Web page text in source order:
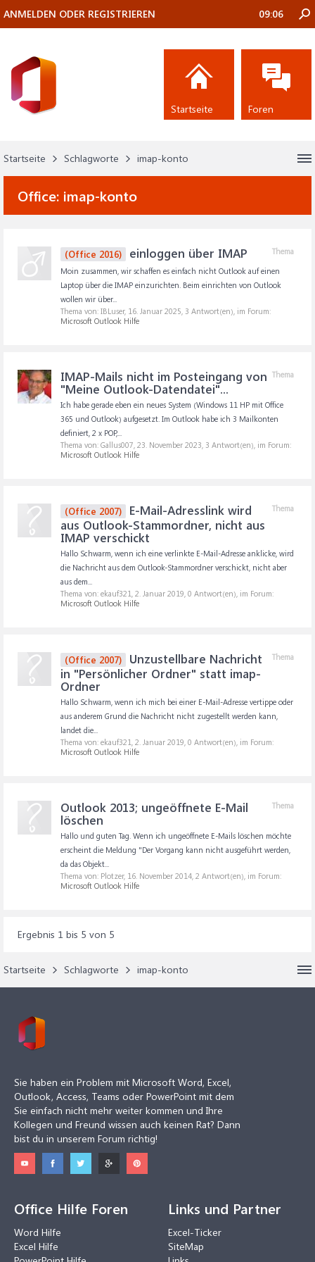
Startseite Schlagworte imap-konto
Office: imap-konto
Thema
(Office 2016) einloggen über IMAP
Moin zusammen, wir schaffen es einfach nicht Outlook auf einen
Laptop über die IMAP einzurichten. Beim einrichten von Outlook
wollen wir über...
Thema von: IBLuser, 16. Januar 2025, 3 Antwort(en), im Forum:
Microsoft Outlook Hilfe
Thema
IMAP-Mails nicht im Posteingang von
"Meine Outlook-Datendatei"...
Ich habe gerade eben ein neues System (Windows 11 HP mit Office
365 und Outlook) aufgesetzt. Im Outlook habe ich 3 Mailkonten
definiert, 2 x POP,...
Thema von: Gallus007, 23. November 2023, 3 Antwort(en), im Forum:
Microsoft Outlook Hilfe
Thema
(Office 2007)
E-Mail-Adresslink wird
aus Outlook-Stammordner, nicht aus
IMAP verschickt
Hallo Schwarm, wenn ich eine verlinkte E-Mail-Adresse anklicke, wird
die Nachricht aus dem Outlook-Stammordner verschickt, nicht aber
aus dem...
Thema von: ekauf321, 2. Januar 2019, 0 Antwort(en), im Forum:
Microsoft Outlook Hilfe
Thema
(Office 2007)
Unzustellbare Nachricht
in "Persönlicher Ordner" statt imap-
Ordner
Hallo Schwarm, wenn ich mich bei einer E-Mail-Adresse vertippe oder
aus anderem Grund die Nachricht nicht zugestellt werden kann,
landet die...
Thema von: ekauf321, 2. Januar 2019, 0 Antwort(en), im Forum:
Microsoft Outlook Hilfe
Thema
Outlook 2013; ungeöffnete E-Mail
löschen
Hallo und guten Tag. Wenn ich ungeöffnete E-Mails löschen möchte
erscheint die Meldung "Der Vorgang kann nicht ausgeführt werden,
da das Objekt...
Thema von: Plotzer, 16. November 2014, 2 Antwort(en), im Forum:
Microsoft Outlook Hilfe
Ergebnis 1 bis 5 von 5
Startseite Schlagworte imap-konto
ANMELDEN ODER REGISTRIEREN 09:06
Startseite Foren
Sie haben ein Problem mit Microsoft Word, Excel,
Outlook, Access, Teams oder PowerPoint mit dem
Sie einfach nicht mehr weiter kommen und Ihre
Kollegen und Freund wissen auch keinen Rat? Dann
bist du in unserem Forum richtig!
Office Hilfe Foren
Word Hilfe
Excel Hilfe
Links und Partner
Excel-Ticker
SiteMap